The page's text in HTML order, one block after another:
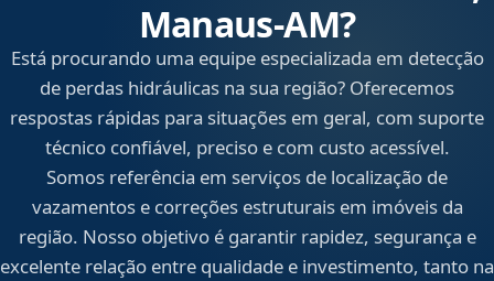
Manaus‑AM?
Está procurando uma equipe especializada em detecção
de perdas hidráulicas na sua região? Oferecemos
respostas rápidas para situações em geral, com suporte
técnico confiável, preciso e com custo acessível.
Somos referência em serviços de localização de
vazamentos e correções estruturais em imóveis da
região. Nosso objetivo é garantir rapidez, segurança e
excelente relação entre qualidade e investimento, tanto na